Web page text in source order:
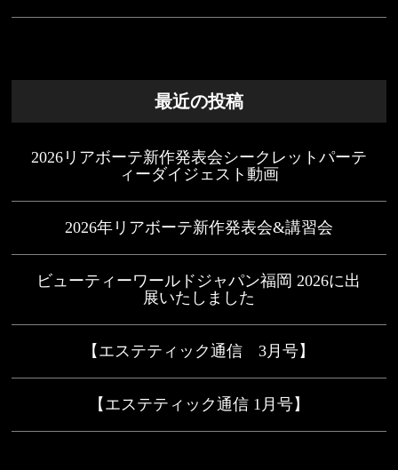
最近の投稿
2026リアボーテ新作発表会シークレットパーテ
ィーダイジェスト動画
2026年リアボーテ新作発表会&講習会
ビューティーワールドジャパン福岡 2026に出
展いたしました
【エステティック通信 3月号】
【エステティック通信 1月号】